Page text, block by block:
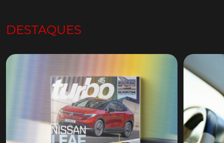
DESTAQUES